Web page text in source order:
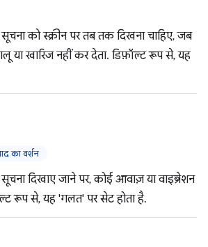
को स्क्रीन पर तब तक दिखना चाहिए, जब
या खारिज नहीं कर देता. डिफ़ॉल्ट रूप से, यह
का वर्शन
दिखाए जाने पर, कोई आवाज़ या वाइब्रेशन
रूप से, यह 'गलत' पर सेट होता है.